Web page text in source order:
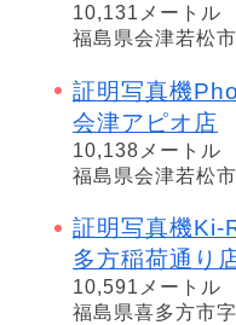
10,131メートル
福島県会津若松
証明写真機
会津アピオ店
10,138メートル
福島県会津若松
証明写真機Ki-
多方稲荷通り
10,591メートル
福島県喜多方市